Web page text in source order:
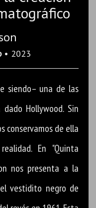
• 2023
siendo– una de las
Hollywood. Sin
conservamos de ella
En "Quinta
nos presenta a la
vestidito negro de